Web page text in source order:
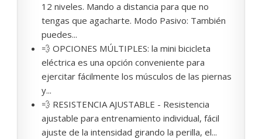
12 niveles. Mando a distancia para que no
tengas que agacharte. Modo Pasivo: También
puedes...
💨 OPCIONES MÚLTIPLES: la mini bicicleta
eléctrica es una opción conveniente para
ejercitar fácilmente los músculos de las piernas
y...
💨 RESISTENCIA AJUSTABLE - Resistencia
ajustable para entrenamiento individual, fácil
ajuste de la intensidad girando la perilla, el...